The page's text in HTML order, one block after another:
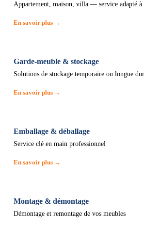
Appartement, maison, villa — service adapté à
En savoir plus →
Garde-meuble & stockage
Solutions de stockage temporaire ou longue
En savoir plus →
Emballage & déballage
Service clé en main professionnel
En savoir plus →
Montage & démontage
Démontage et remontage de vos meubles